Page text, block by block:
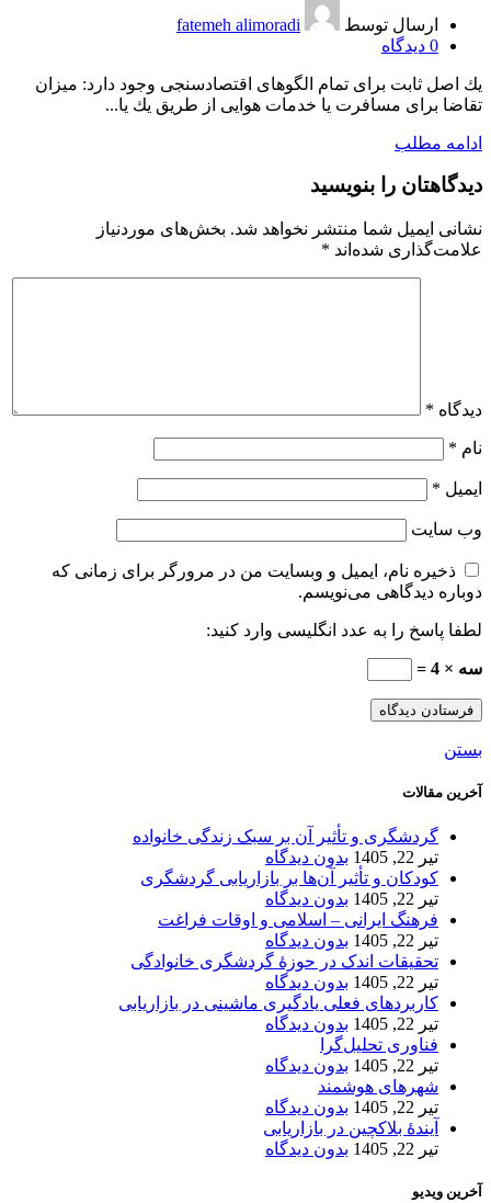
ارسال توسط
fatemeh alimoradi
0 دیدگاه
یك اصل ثابت برای تمام الگوهای اقتصادسنجی وجود دارد: میزان
تقاضا برای مسافرت یا خدمات هوایی از طریق یك یا...
ادامه مطلب
دیدگاهتان را بنویسید
نشانی ایمیل شما منتشر نخواهد شد. بخش‌های موردنیاز
علامت‌گذاری شده‌اند *
دیدگاه *
نام *
ایمیل *
وب‌ سایت
ذخیره نام، ایمیل و وبسایت من در مرورگر برای زمانی که
دوباره دیدگاهی می‌نویسم.
لطفا پاسخ را به عدد انگلیسی وارد کنید:
سه × 4 =
بستن
آخرین مقالات
گردشگری و تأثیر آن بر سبک زندگی خانواده
تیر 22, 1405
بدون دیدگاه
کودکان و تأثیر آن‌ها بر بازاریابی گردشگری
تیر 22, 1405
بدون دیدگاه
فرهنگ ایرانی – اسلامی و اوقات فراغت
تیر 22, 1405
بدون دیدگاه
تحقیقات اندک در حوزۀ گردشگری خانوادگی
تیر 22, 1405
بدون دیدگاه
کاربردهای فعلی یادگیری ماشینی در بازاریابی
تیر 22, 1405
بدون دیدگاه
فناوری تحلیل‌گرا
تیر 22, 1405
بدون دیدگاه
شهرهای هوشمند
تیر 22, 1405
بدون دیدگاه
آیندۀ بلاکچین در بازاریابی
تیر 22, 1405
بدون دیدگاه
آخرین ویدیو